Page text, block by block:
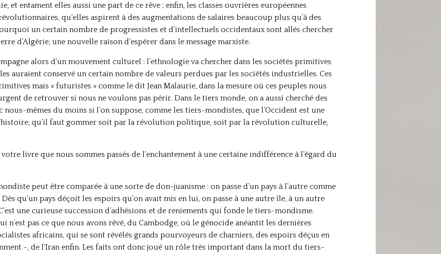
et entament elles aussi une part de ce rêve ; enfin, les classes ouvrières européennes
qu’elles aspirent à des augmentations de salaires beaucoup plus qu’à des
un certain nombre de progressistes et d’intellectuels occidentaux sont allés chercher
d’Algérie, une nouvelle raison d’espérer dans le message marxiste.
alors d’un mouvement culturel : l’ethnologie va chercher dans les sociétés primitives
auraient conservé un certain nombre de valeurs perdues par les sociétés industrielles. Ces
mais « futuristes » comme le dit Jean Malaurie, dans la mesure où ces peuples nous
de retrouver si nous ne voulons pas périr. Dans le tiers monde, on a aussi cherché des
mêmes du moins si l’on suppose, comme les tiers-mondistes, que l’Occident est une
qu’il faut gommer soit par la révolution politique, soit par la révolution culturelle,
livre que nous sommes passés de l’enchantement à une certaine indifférence à l’égard du
peut être comparée à une sorte de don-juanisme : on passe d’un pays à l’autre comme
Dès qu’un pays déçoit les espoirs qu’on avait mis en lui, on passe à une autre île, à un autre
une curieuse succession d’adhésions et de reniements qui fonde le tiers-mondisme.
n’est pas ce que nous avons rêvé, du Cambodge, où le génocide anéantit les dernières
africains, qui se sont révélés grands pourvoyeurs de charniers, des espoirs déçus en
-, de l’Iran enfin. Les faits ont donc joué un rôle très important dans la mort du tiers-